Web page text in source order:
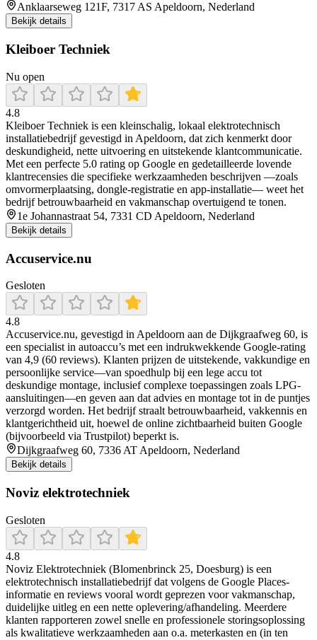
Anklaarseweg 121F, 7317 AS Apeldoorn, Nederland
Bekijk details
Kleiboer Techniek
Nu open
4.8
Kleiboer Techniek is een kleinschalig, lokaal elektrotechnisch
installatiebedrijf gevestigd in Apeldoorn, dat zich kenmerkt door
deskundigheid, nette uitvoering en uitstekende klantcommunicatie.
Met een perfecte 5.0 rating op Google en gedetailleerde lovende
klantrecensies die specifieke werkzaamheden beschrijven —zoals
omvormerplaatsing, dongle-registratie en app‑installatie— weet het
bedrijf betrouwbaarheid en vakmanschap overtuigend te tonen.
1e Johannastraat 54, 7331 CD Apeldoorn, Nederland
Bekijk details
Accuservice.nu
Gesloten
4.8
Accuservice.nu, gevestigd in Apeldoorn aan de Dijkgraafweg 60, is
een specialist in autoaccu’s met een indrukwekkende Google-rating
van 4,9 (60 reviews). Klanten prijzen de uitstekende, vakkundige en
persoonlijke service—van spoedhulp bij een lege accu tot
deskundige montage, inclusief complexe toepassingen zoals LPG-
aansluitingen—en geven aan dat advies en montage tot in de puntjes
verzorgd worden. Het bedrijf straalt betrouwbaarheid, vakkennis en
klantgerichtheid uit, hoewel de online zichtbaarheid buiten Google
(bijvoorbeeld via Trustpilot) beperkt is.
Dijkgraafweg 60, 7336 AT Apeldoorn, Nederland
Bekijk details
Noviz elektrotechniek
Gesloten
4.8
Noviz Elektrotechniek (Blomenbrinck 25, Doesburg) is een
elektrotechnisch installatiebedrijf dat volgens de Google Places-
informatie en reviews vooral wordt geprezen voor vakmanschap,
duidelijke uitleg en een nette oplevering/afhandeling. Meerdere
klanten rapporteren zowel snelle en professionele storingsoplossing
als kwalitatieve werkzaamheden aan o.a. meterkasten en (in ten